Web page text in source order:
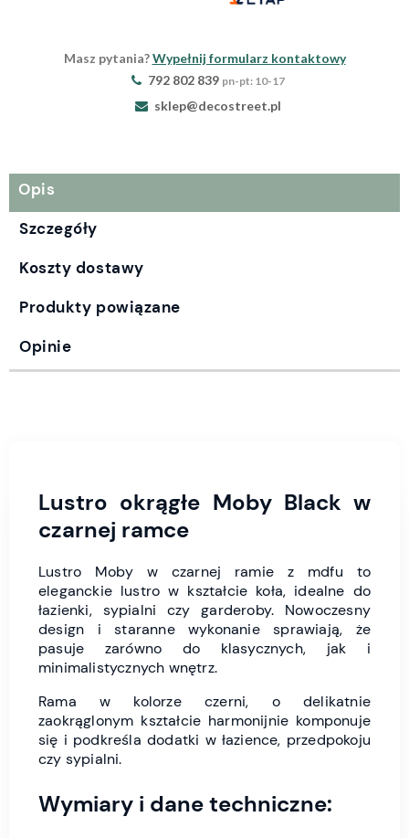
Masz pytania?Wypełnij formularz kontaktowy
792 802 839 pn-pt: 10-17
sklep@decostreet.pl
Opis
Szczegóły
Koszty dostawy
Produkty powiązane
Opinie
Lustro okrągłe Moby Black w
czarnej ramce
Lustro Moby w czarnej ramie z mdfu to
eleganckie lustro w kształcie koła, idealne do
łazienki, sypialni czy garderoby. Nowoczesny
design i staranne wykonanie sprawiają, że
pasuje zarówno do klasycznych, jak i
minimalistycznych wnętrz.
Rama w kolorze czerni, o delikatnie
zaokrąglonym kształcie harmonijnie komponuje
się i podkreśla dodatki w łazience, przedpokoju
czy sypialni.
Wymiary i dane techniczne: